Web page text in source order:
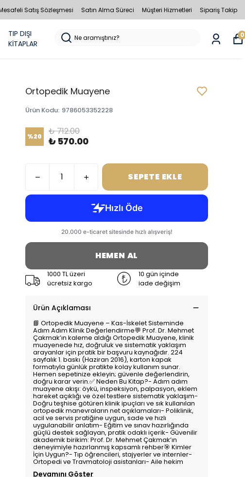
Satış Sözleşmesi Satın Alma Süreci Müşteri Hizmetleri Sipariş Takip
TIP DIŞI
KİTAPLAR
0
Ortopedik Muayene
Ürün Kodu: 9786053352228
%20 ₺ 712.00
₺ 570.00
SEPETE EKLE
HEMEN AL
1000 TL üzeri
ücretsiz kargo
10 gün içinde
iade değişim
Ürün Açıklaması
📘 Ortopedik Muayene – Kas-İskelet Sisteminde
Adım Adım Klinik Değerlendirme💬 Prof. Dr. Mehmet
Çakmak’ın kaleme aldığı Ortopedik Muayene, klinik
muayenede hız, doğruluk ve sistematik yaklaşım
arayanlar için pratik bir başvuru kaynağıdır. 224
sayfalık 1. baskı (Haziran 2016), karton kapak
formatıyla günlük pratikte kolay kullanım sunar.
Hemen sepetinize ekleyin; güvenle değerlendirin,
doğru karar verin.✅ Neden Bu Kitap?- Adım adım
muayene akışı: öykü, inspeksiyon, palpasyon, eklem
hareket açıklığı ve özel testlere sistematik yaklaşım-
Doğru teşhise götüren klinik ipuçları ve sık kullanılan
ortopedik manevraların net açıklamaları- Poliklinik,
acil ve servis pratiğine uygun, sade ve hızlı
uygulanabilir anlatım- Eğitim ve sınav hazırlığında
güçlü destek sağlayan, pratik odaklı içerik- Güvenilir
akademik birikim: Prof. Dr. Mehmet Çakmak’ın
deneyimiyle hazırlanmış kapsamlı rehber🎯 Kimler
İçin Uygun?- Tıp öğrencileri, stajyerler ve internler-
Ortopedi ve Travmatoloji asistanları- Aile hekim
Devamını Göster